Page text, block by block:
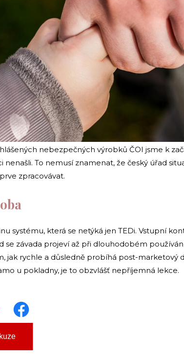
nebezpečných výrobků ČOI jsme k
To nemusí znamenat, že český úřad
zpracovávat.
systému, která se netýká jen TEDi. Vstupní
se závada projeví až při dlouhodobém
jak rychle a důsledně probíhá post-marketový
u pokladny, je to obzvlášť nepříjemná lekce.